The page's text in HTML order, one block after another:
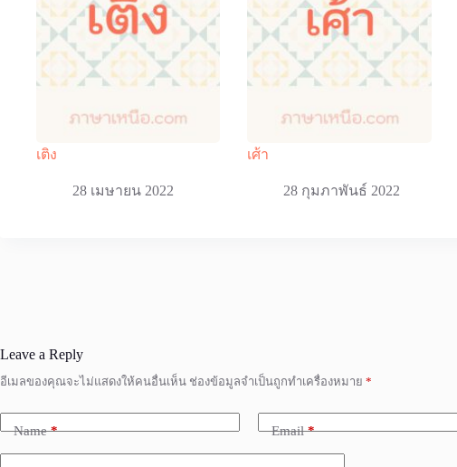
เติง
28 เมษายน 2022
เศ้า
28 กุมภาพันธ์ 2022
Leave a Reply
อีเมลของคุณจะไม่แสดงให้คนอื่นเห็น ช่องข้อมูลจำเป็นถูกทำเครื่องหมาย *
Name* Email*